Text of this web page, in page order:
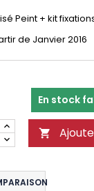
Peint + kit
de Janvier 2016
En stock
